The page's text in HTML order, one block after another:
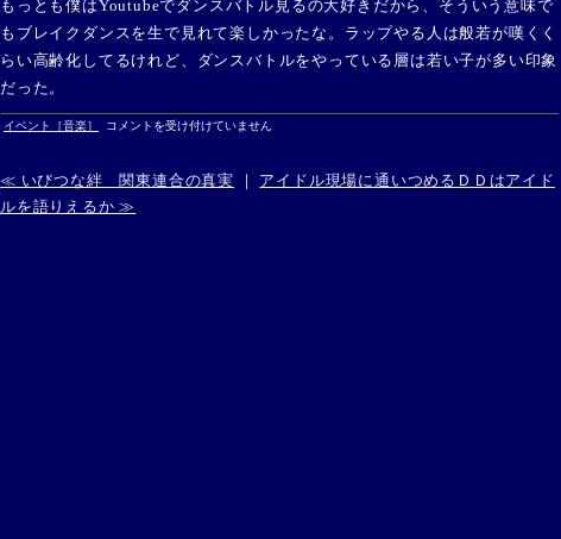
もっとも僕はYoutubeでダンスバトル見るの大好きだから、そういう意味で
もブレイクダンスを生で見れて楽しかったな。ラップやる人は般若が嘆くく
らい高齢化してるけれど、ダンスバトルをやっている層は若い子が多い印象
だった。
イベント［音楽］
BBOY
目
コメントを受け付けていません
≪ いびつな絆 関東連合の真実 ｜ アイドル現場に通いつめるＤＤはアイド
ルを語りえるか ≫